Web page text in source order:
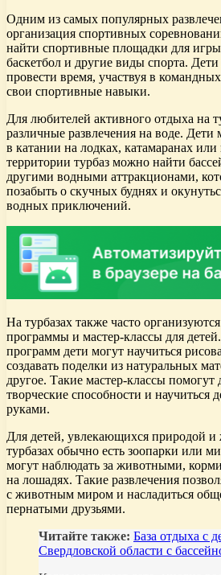
Одним из самых популярных
организация спортивных
найти спортивные площадки для
баскетбол и другие виды спорта.
провести время, участвуя в
свои спортивные навыки.
Для любителей активного отдыха на
различные развлечения на воде. Дети
в катании на лодках, катамаранах
территории турбаз можно найти
другими водными аттракционами,
позабыть о скучных буднях и
водных приключений.
На турбазах также часто
программы и мастер-классы для
программ дети могут научиться
создавать поделки из натуральных
другое. Такие мастер-классы помогут
творческие способности и научиться
руками.
Для детей, увлекающихся природой
турбазах обычно есть зоопарки или
могут наблюдать за животными,
на лошадях. Такие развлечения
с животным миром и насладиться
пернатыми друзьями.
Читайте также: База отдыха с
Свердловской области с